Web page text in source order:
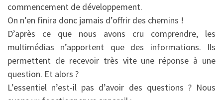
commencement de développement.
On n’en finira donc jamais d’offrir des chemins !
D’après ce que nous avons cru comprendre, les
multimédias n’apportent que des informations. Ils
permettent de recevoir très vite une réponse à une
question. Et alors ?
L’essentiel n’est-il pas d’avoir des questions ? Nous